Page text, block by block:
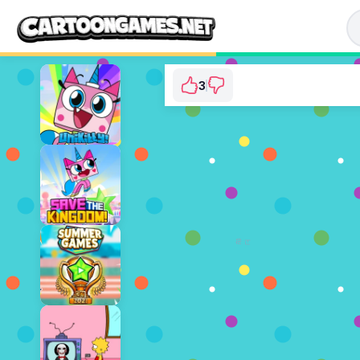
⭐ 75% (4 투표수)
지금 플레이
3
광고